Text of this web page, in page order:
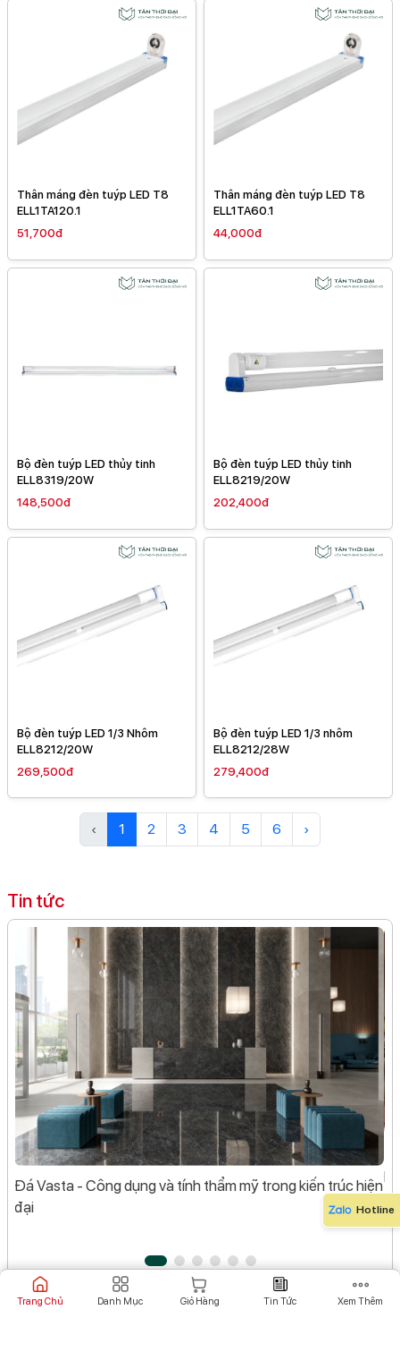
Thân máng đèn tuýp LED T8
ELL1TA120.1
51,700đ
Thân máng đèn tuýp LED T8
ELL1TA60.1
44,000đ
Bộ đèn tuýp LED thủy tinh
ELL8319/20W
148,500đ
Bộ đèn tuýp LED thủy tinh
ELL8219/20W
202,400đ
Bộ đèn tuýp LED 1/3 Nhôm
ELL8212/20W
269,500đ
Bộ đèn tuýp LED 1/3 nhôm
ELL8212/28W
279,400đ
‹ 1 2 3 4 5 6 ›
Tin tức
Đá Vasta - Công dụng và tính thẩm mỹ trong kiến trúc hiện
đại
Trang Chủ Danh Mục Giỏ Hàng Tin Tức Xem Thêm
Hotline